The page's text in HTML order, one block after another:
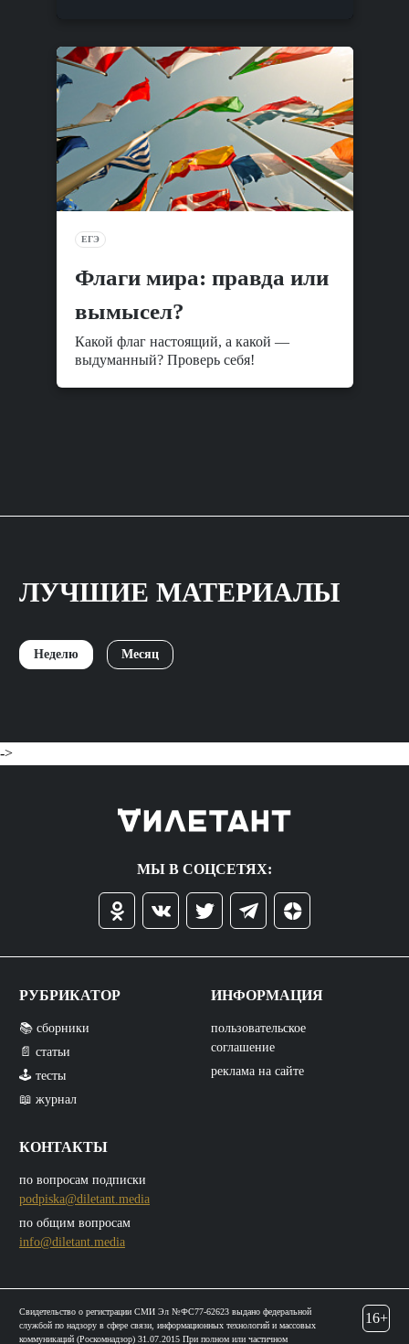
ЕГЭ
Флаги мира: правда или
вымысел?
Какой флаг настоящий, а какой —
выдуманный? Проверь себя!
ЛУЧШИЕ МАТЕРИАЛЫ
Неделю Месяц
->
МЫ В СОЦСЕТЯХ:
РУБРИКАТОР
📚 сборники
📄 статьи
🕹️ тесты
📖 журнал
КОНТАКТЫ
по вопросам подписки
podpiska@diletant.media
по общим вопросам
info@diletant.media
ИНФОРМАЦИЯ
пользовательское
соглашение
реклама на сайте
Свидетельство о регистрации СМИ Эл №ФС77-62623 выдано федеральной
службой по надзору в сфере связи, информационных технологий и массовых
коммуникаций (Роскомнадзор) 31.07.2015 При полном или частичном
16+